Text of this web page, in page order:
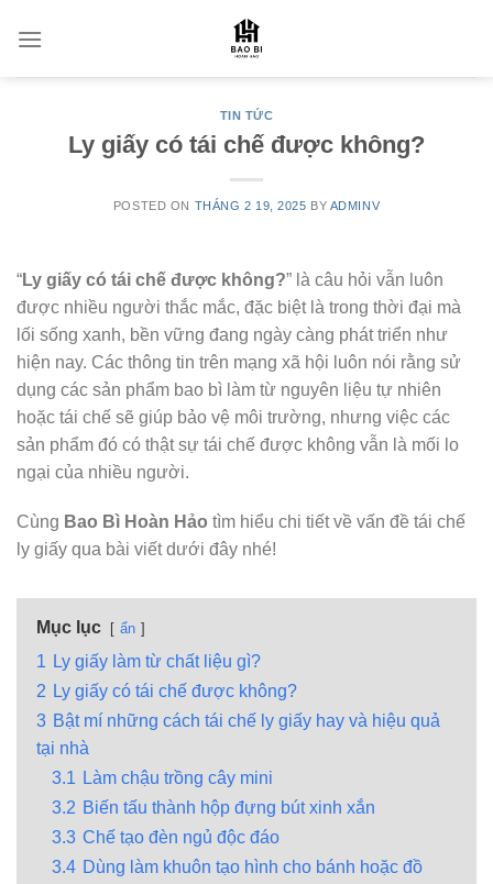
TIN TỨC
Ly giấy có tái chế được không?
POSTED ON THÁNG 2 19, 2025 BY ADMINV
“Ly giấy có tái chế được không?” là câu hỏi vẫn luôn
được nhiều người thắc mắc, đặc biệt là trong thời đại mà
lối sống xanh, bền vững đang ngày càng phát triển như
hiện nay. Các thông tin trên mạng xã hội luôn nói rằng sử
dụng các sản phẩm bao bì làm từ nguyên liệu tự nhiên
hoặc tái chế sẽ giúp bảo vệ môi trường, nhưng việc các
sản phẩm đó có thật sự tái chế được không vẫn là mối lo
ngại của nhiều người.
Cùng Bao Bì Hoàn Hảo tìm hiểu chi tiết về vấn đề tái chế
ly giấy qua bài viết dưới đây nhé!
Mục lục ẩn
1 Ly giấy làm từ chất liệu gì?
2 Ly giấy có tái chế được không?
3 Bật mí những cách tái chế ly giấy hay và hiệu quả
tại nhà
3.1 Làm chậu trồng cây mini
3.2 Biến tấu thành hộp đựng bút xinh xắn
3.3 Chế tạo đèn ngủ độc đáo
3.4 Dùng làm khuôn tạo hình cho bánh hoặc đồ